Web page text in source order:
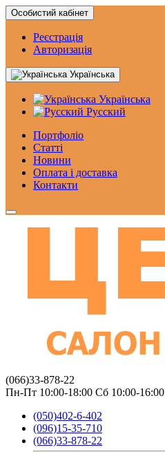
Особистий кабінет
Реєстрація
Авторизація
Українська
Українська
Русский
Портфоліо
Статтi
Новини
Оплата і доставка
Контакти
(066)33-878-22
Пн-Пт 10:00-18:00 Сб 10:00-16:00
(050)402-6-402
(096)15-35-710
(066)33-878-22